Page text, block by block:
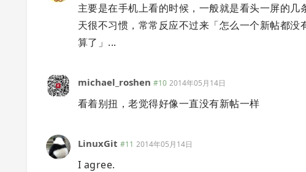
主要是在手机上看的时候，一般就是看头一屏的
天很不习惯，常常反应不过来「怎么一个新帖都没
算了」...
michael_roshen #10 2014年05月14日
看着别扭，老觉得好像一直没有新帖一样
LinuxGit #11 2014年05月14日
I agree.